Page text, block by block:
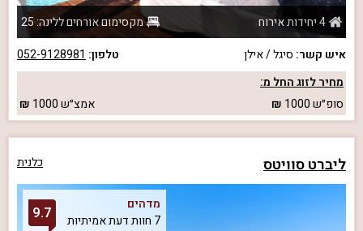
4 יחידות אירוח
מקסימום אורחים ללינה: 25
איש קשר: סיגל / אילן טלפון: 052-9128981
מחיר לזוג החל מ:
סופ״ש1000 אמצ״ש1000
ליברט סוויטס כלנית
מדהים
7 חוות דעת אמיתיות
9.7